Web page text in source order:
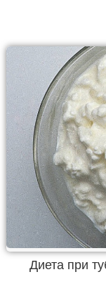
Диета при